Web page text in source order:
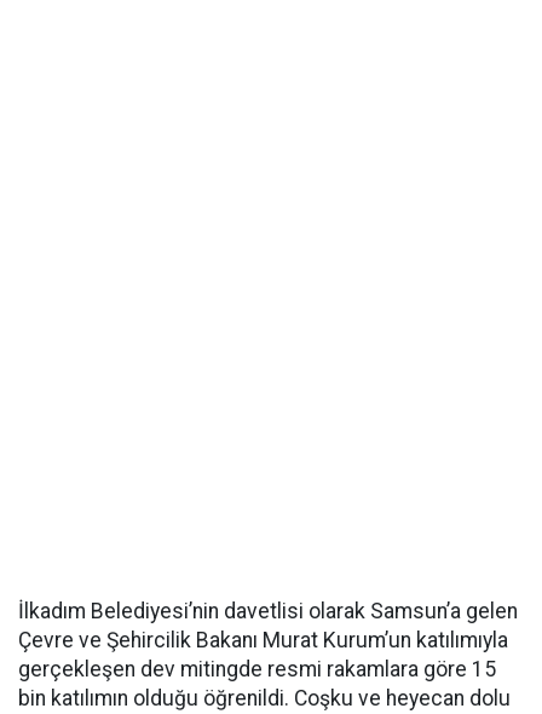
İlkadım Belediyesi’nin davetlisi olarak Samsun’a gelen
Çevre ve Şehircilik Bakanı Murat Kurum’un katılımıyla
gerçekleşen dev mitingde resmi rakamlara göre 15
bin katılımın olduğu öğrenildi. Coşku ve heyecan dolu